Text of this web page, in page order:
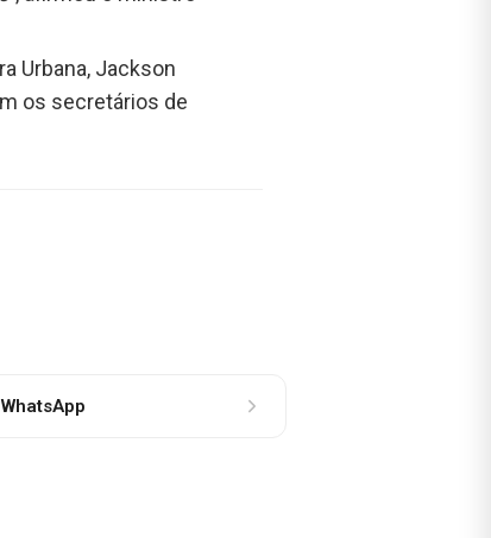
Urbana, Jackson
os secretários de